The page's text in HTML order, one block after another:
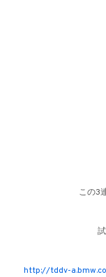
この3
http://tddv-